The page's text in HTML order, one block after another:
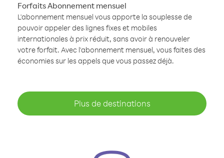
Forfaits Abonnement mensuel
L'abonnement mensuel vous apporte la souplesse de
pouvoir appeler des lignes fixes et mobiles
internationales à prix réduit, sans avoir à renouveler
votre forfait. Avec l'abonnement mensuel, vous faites des
économies sur les appels que vous passez déjà.
Plus de destinations